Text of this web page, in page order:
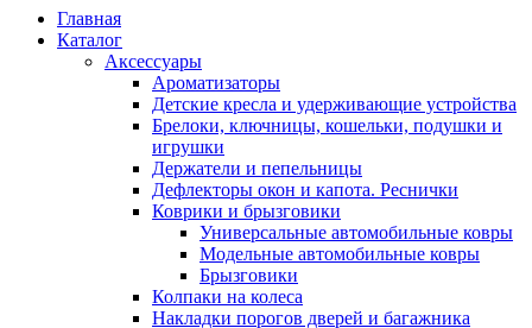
Главная
Каталог
Аксессуары
Ароматизаторы
Детские кресла и удерживающие устройства
Брелоки, ключницы, кошельки, подушки и
игрушки
Держатели и пепельницы
Дефлекторы окон и капота. Реснички
Коврики и брызговики
Универсальные автомобильные ковры
Модельные автомобильные ковры
Брызговики
Колпаки на колеса
Накладки порогов дверей и багажника